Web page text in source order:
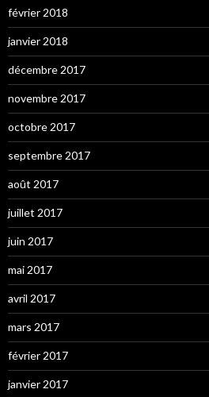
février 2018
janvier 2018
décembre 2017
novembre 2017
octobre 2017
septembre 2017
août 2017
juillet 2017
juin 2017
mai 2017
avril 2017
mars 2017
février 2017
janvier 2017